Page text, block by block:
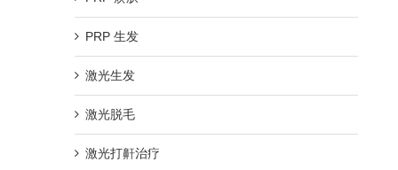
PRP 生发
激光生发
激光脱毛
激光打鼾治疗